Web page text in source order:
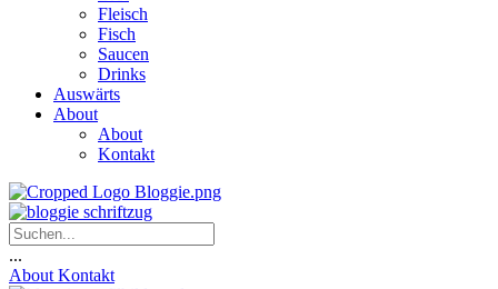
Fleisch
Fisch
Saucen
Drinks
Auswärts
About
About
Kontakt
...
About Kontakt